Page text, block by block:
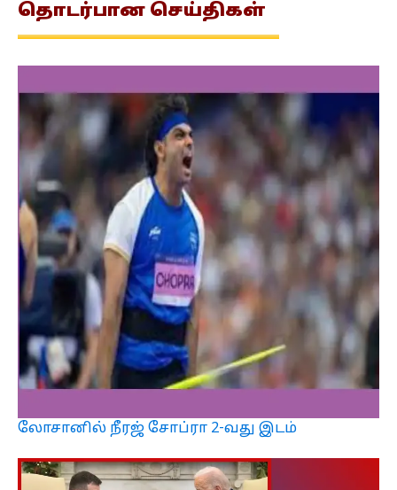
தொடர்பான செய்திகள்
லோசானில் நீரஜ் சோப்ரா 2-வது இடம்